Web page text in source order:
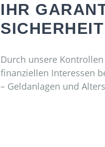
IHR
SICHERHEIT
Durch unsere
finanziellen Interessen
– Geldanlagen und